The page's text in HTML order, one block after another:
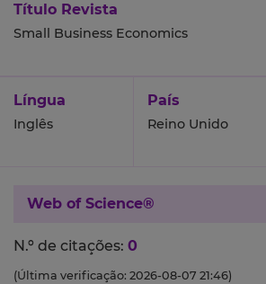
Título Revista
Small Business Economics
Língua
Inglês
País
Reino Unido
Web of Science®
N.º de citações: 0
(Última verificação: 2026-08-07 21:46)